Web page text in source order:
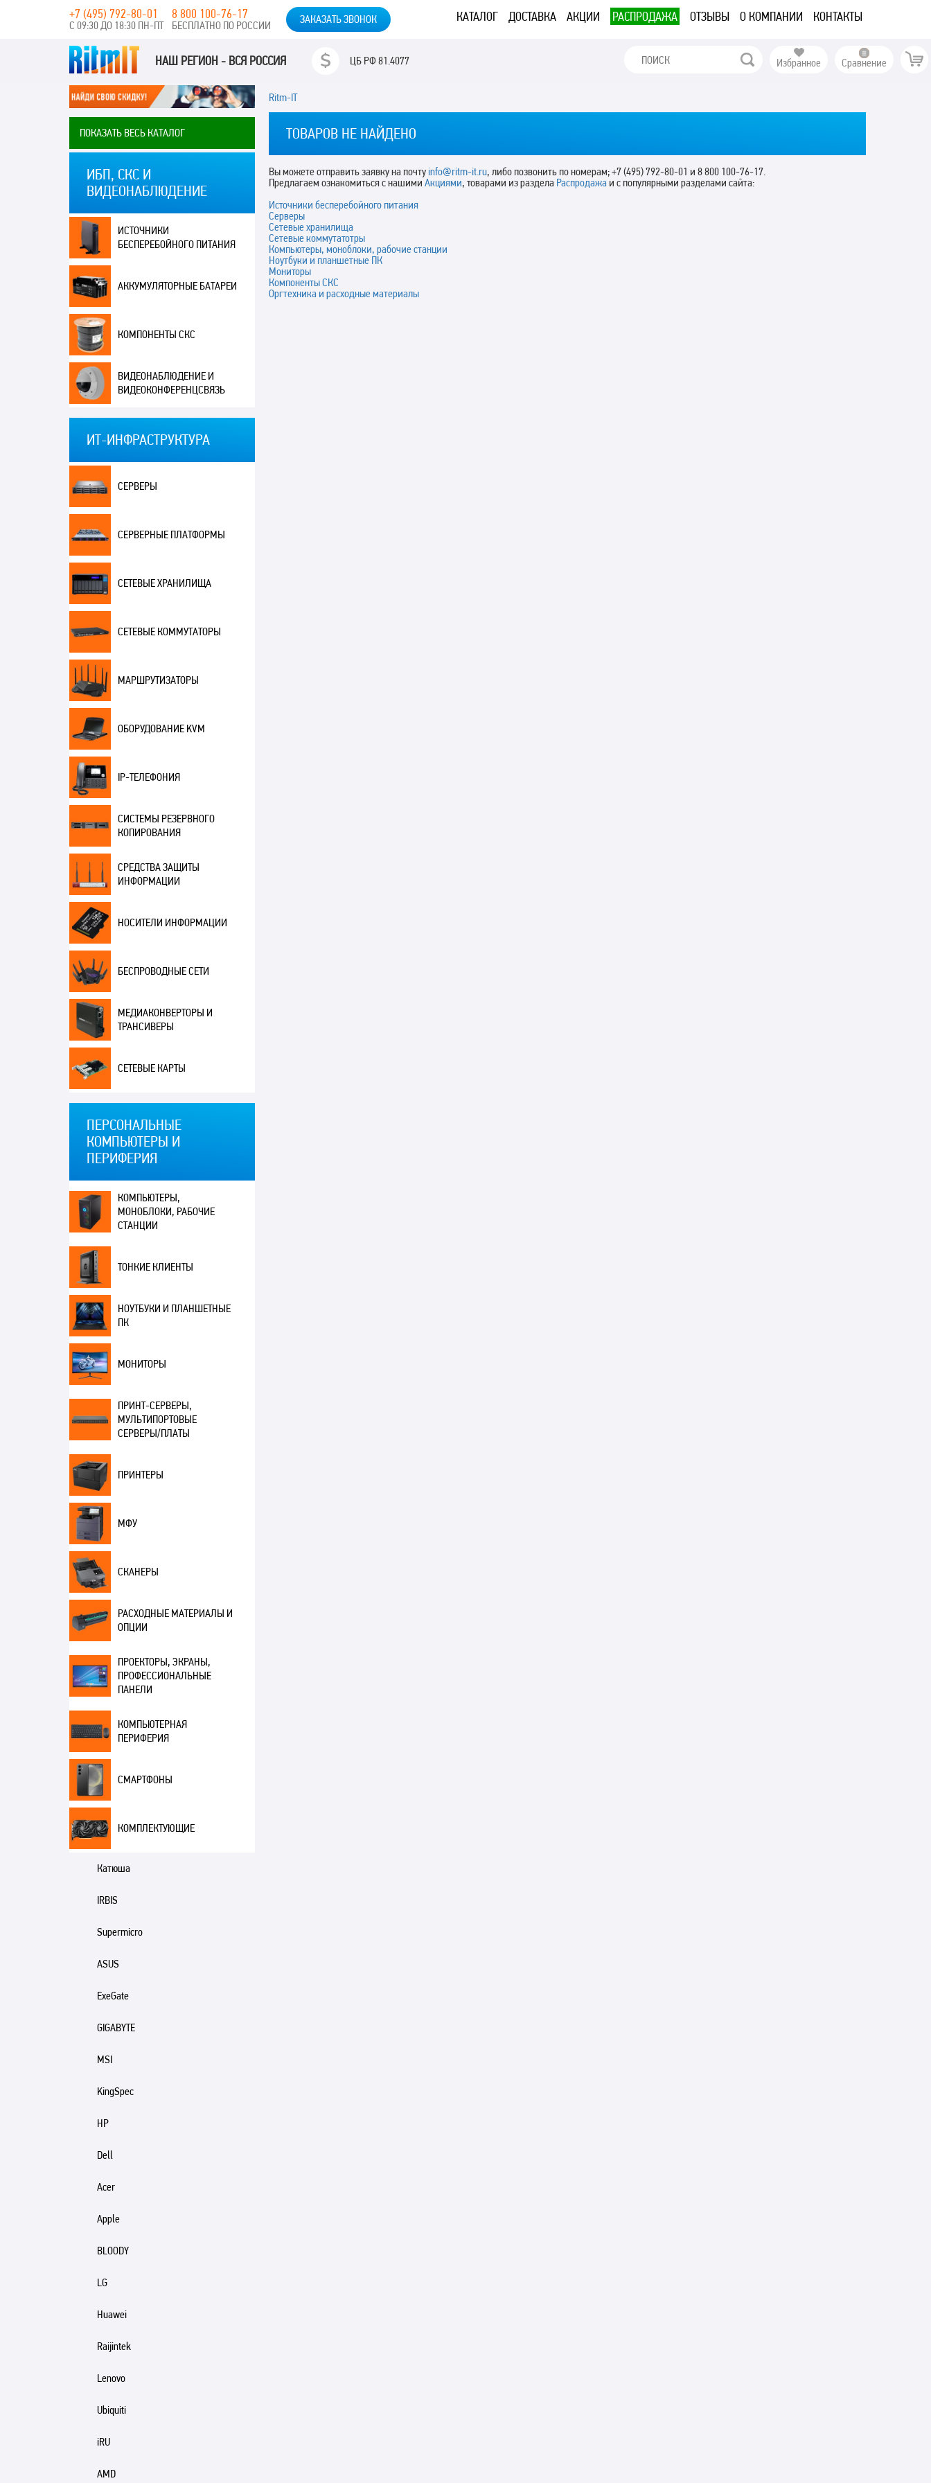
КАТАЛОГ ДОСТАВКА АКЦИИ РАСПРОДАЖА ОТЗЫВЫ О КОМПАНИИ КОНТАКТЫ
+7 (495) 792-80-01
С 09:30 ДО 18:30 ПН-ПТ
8 800 100-76-17
БЕСПЛАТНО ПО РОССИИ ЗАКАЗАТЬ ЗВОНОК
НАШ РЕГИОН - ВСЯ РОССИЯ ЦБ РФ81.4077 Избранное Сравнение
ПОКАЗАТЬ ВЕСЬ КАТАЛОГ
ИБП, СКС И
ВИДЕОНАБЛЮДЕНИЕ
ИСТОЧНИКИ
БЕСПЕРЕБОЙНОГО ПИТАНИЯ
АККУМУЛЯТОРНЫЕ БАТАРЕИ
КОМПОНЕНТЫ СКС
ВИДЕОНАБЛЮДЕНИЕ И
ВИДЕОКОНФЕРЕНЦСВЯЗЬ
ИТ-ИНФРАСТРУКТУРА
СЕРВЕРЫ
СЕРВЕРНЫЕ ПЛАТФОРМЫ
СЕТЕВЫЕ ХРАНИЛИЩА
СЕТЕВЫЕ КОММУТАТОРЫ
МАРШРУТИЗАТОРЫ
ОБОРУДОВАНИЕ KVM
IP-ТЕЛЕФОНИЯ
СИСТЕМЫ РЕЗЕРВНОГО
КОПИРОВАНИЯ
СРЕДСТВА ЗАЩИТЫ
ИНФОРМАЦИИ
НОСИТЕЛИ ИНФОРМАЦИИ
БЕСПРОВОДНЫЕ СЕТИ
МЕДИАКОНВЕРТОРЫ И
ТРАНСИВЕРЫ
СЕТЕВЫЕ КАРТЫ
ПЕРСОНАЛЬНЫЕ
КОМПЬЮТЕРЫ И
ПЕРИФЕРИЯ
КОМПЬЮТЕРЫ,
МОНОБЛОКИ, РАБОЧИЕ
СТАНЦИИ
ТОНКИЕ КЛИЕНТЫ
НОУТБУКИ И ПЛАНШЕТНЫЕ
ПК
МОНИТОРЫ
ПРИНТ-СЕРВЕРЫ,
МУЛЬТИПОРТОВЫЕ
СЕРВЕРЫ/ПЛАТЫ
ПРИНТЕРЫ
МФУ
СКАНЕРЫ
РАСХОДНЫЕ МАТЕРИАЛЫ И
ОПЦИИ
ПРОЕКТОРЫ, ЭКРАНЫ,
ПРОФЕССИОНАЛЬНЫЕ
ПАНЕЛИ
КОМПЬЮТЕРНАЯ
ПЕРИФЕРИЯ
СМАРТФОНЫ
КОМПЛЕКТУЮЩИЕ
Катюша
IRBIS
Supermicro
ASUS
ExeGate
GIGABYTE
MSI
KingSpec
HP
Dell
Acer
Apple
BLOODY
LG
Huawei
Raijintek
Lenovo
Ubiquiti
iRU
AMD
Ritm-IT
ТОВАРОВ НЕ НАЙДЕНО
Вы можете отправить заявку на почту info@ritm-it.ru, либо позвонить по номерам; +7 (495) 792-80-01 и 8 800 100-76-17.
Предлагаем ознакомиться с нашимиАкциями, товарами из раздела Распродажа и с популярными разделами сайта:
Источники бесперебойного питания
Серверы
Сетевые хранилища
Сетевые коммутатотры
Компьютеры, моноблоки, рабочие станции
Ноутбуки и планшетные ПК
Мониторы
Компоненты СКС
Оргтехника и расходные материалы